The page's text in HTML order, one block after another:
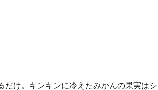
だけ。キンキンに冷えたみかんの果実は